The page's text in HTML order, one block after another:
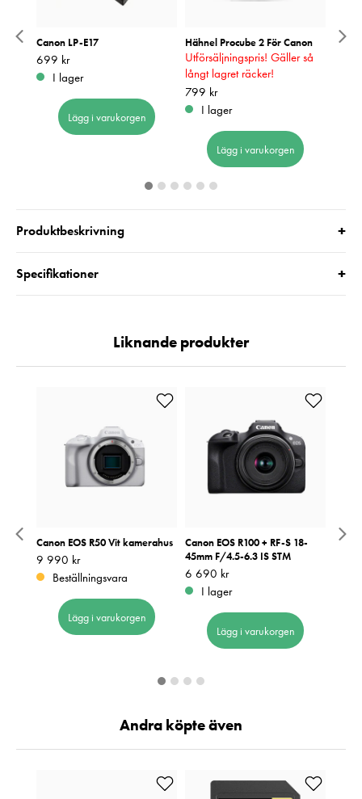
Canon LP-E17
Pris: 699 kr
699 kr
I lager
Lägg i varukorgen
Hähnel Procube 2 För Canon
Utförsäljningspris! Gäller så
långt lagret räcker!
Pris: 799 kr
799 kr
I lager
Lägg i varukorgen
Produktbeskrivning +
Specifikationer +
Liknande produkter
Canon EOS R50 Vit kamerahus
Pris:9 990 kr
9 990 kr
Beställningsvara
Lägg i varukorgen
Canon EOS R100 + RF-S 18-
45mm F/4.5-6.3 IS STM
Pris:6 690 kr
6 690 kr
I lager
Lägg i varukorgen
Andra köpte även